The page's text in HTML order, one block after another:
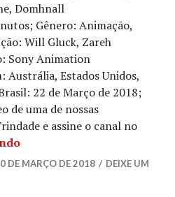
Domhnall
Gênero: Animação,
Will Gluck, Zareh
Sony Animation
Austrália, Estados Unidos,
22 de Março de 2018;
de uma de nossas
e assine o canal no
Crítica | Pedro Coelho
DE MARÇO DE 2018
DEIXE UM